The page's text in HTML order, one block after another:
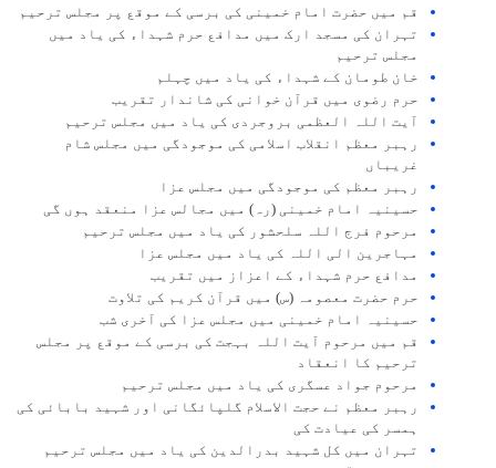
قم میں حضرت امام خمینی کی برسی کے موقع پر مجلس ترحیم
تہران کی مسجد ارک میں مدافع حرم شہداء کی یاد میں
مجلس ترحیم
خان طومان کے شہداء کی یاد میں چہلم
حرم رضوی میں قرآن خوانی کی شاندار تقریب
آیت اللہ العظمی بروجردی کی یاد میں مجلس ترحیم
رہبر معظم انقلاب اسلامی کی موجودگی میں مجلس شام
غریباں
رہبر معظم کی موجودگی میں مجلس عزا
حسینیہ امام خمینی (رہ) میں مجالس عزا منعقد ہوں گی
مرحوم فرج اللہ سلحشور کی یاد میں مجلس ترحیم
مہاجرین الی اللہ کی یاد میں مجلس عزا
مدافع حرم شہداء کے اعزاز میں تقریب
حرم حضرت معصومہ (س) میں قرآن کریم کی تلاوت
حسینیہ امام خمینی میں مجلس عزا کی آخری شب
قم میں مرحوم آیت اللہ بہجت کی برسی کے موقع پر مجلس
ترحیم کا انعقاد
مرحوم جواد عسگری کی یاد میں مجلس ترحیم
رہبر معظم نے حجت الاسلام گلپائگانی اور شہید بابائی کی
ہمسر کی عیادت کی
تہران میں کل شہید بدرالدین کی یاد میں مجلس ترحیم